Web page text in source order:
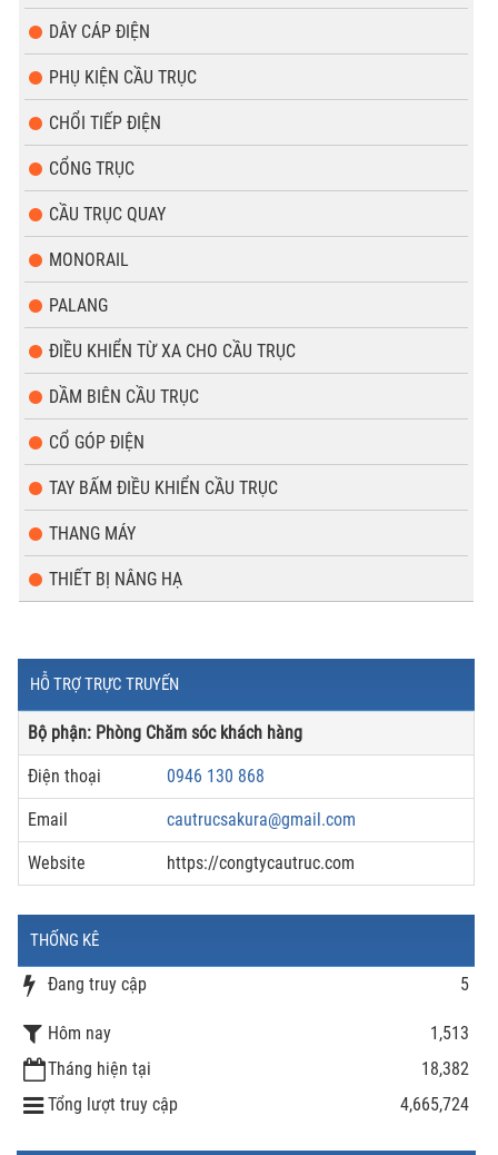
DÂY CÁP ĐIỆN
PHỤ KIỆN CẦU TRỤC
CHỔI TIẾP ĐIỆN
CỔNG TRỤC
CẦU TRỤC QUAY
MONORAIL
PALANG
ĐIỀU KHIỂN TỪ XA CHO CẦU TRỤC
DẦM BIÊN CẦU TRỤC
CỔ GÓP ĐIỆN
TAY BẤM ĐIỀU KHIỂN CẦU TRỤC
THANG MÁY
THIẾT BỊ NÂNG HẠ
HỖ TRỢ TRỰC TRUYẾN
Bộ phận: Phòng Chăm sóc khách hàng
Điện thoại 0946 130 868
Email cautrucsakura@gmail.com
Website https://congtycautruc.com
THỐNG KÊ
Đang truy cập 5
Hôm nay
1,513
Tháng hiện tại
18,382
Tổng lượt truy cập
4,665,724